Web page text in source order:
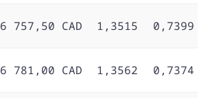
6 757,50 CAD 1,3515 0,7399
6 781,00 CAD 1,3562 0,7374